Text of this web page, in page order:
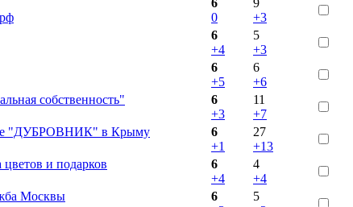
0
+3
6
+4
5
+3
6
+5
6
+6
собственность"
6
+3
11
+7
"ДУБРОВНИК" в Крыму
6
+1
27
+13
и подарков
6
+4
4
+4
Москвы
6
5